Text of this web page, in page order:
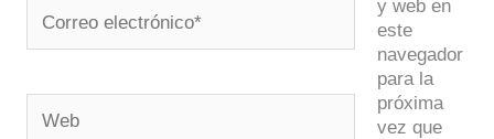
electrónico*
y web en
este
navegador
para la
próxima
vez que